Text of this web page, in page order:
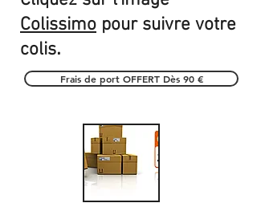
Colissimo pour suivre votre
colis.
Frais de port OFFERT Dès 90 €